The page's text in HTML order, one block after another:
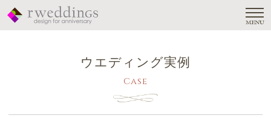
MENU
ウエディング実例
Case